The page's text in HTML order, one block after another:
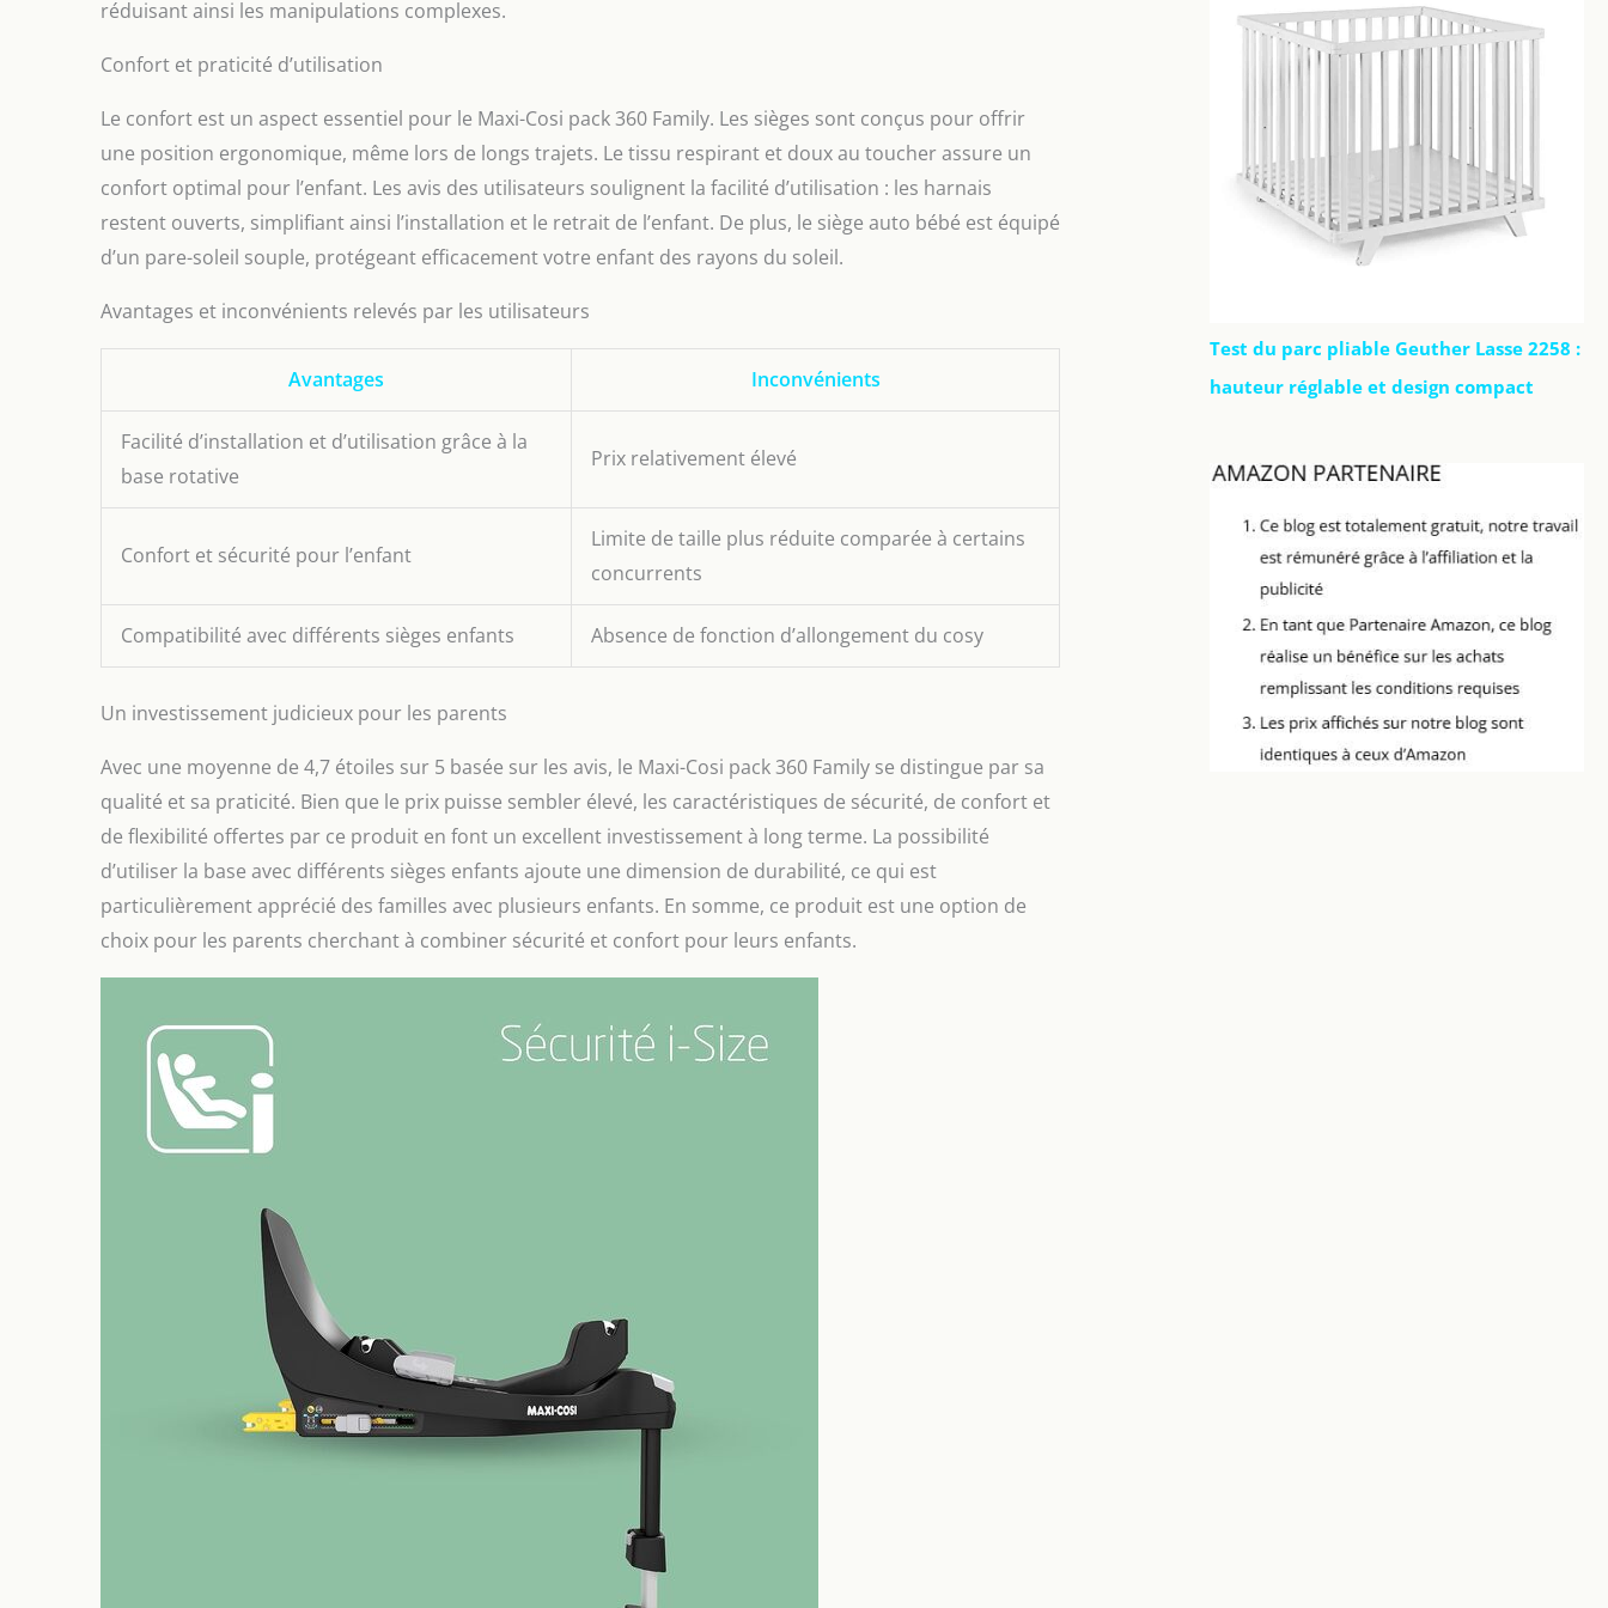
réduisant ainsi les manipulations complexes.
Confort et praticité d’utilisation
Le confort est un aspect essentiel pour le Maxi-Cosi pack 360 Family. Les sièges sont conçus pour offrir
une position ergonomique, même lors de longs trajets. Le tissu respirant et doux au toucher assure un
confort optimal pour l’enfant. Les avis des utilisateurs soulignent la facilité d’utilisation : les harnais
restent ouverts, simplifiant ainsi l’installation et le retrait de l’enfant. De plus, le siège auto bébé est équipé
d’un pare-soleil souple, protégeant efficacement votre enfant des rayons du soleil.
Avantages et inconvénients relevés par les utilisateurs
Avantages Inconvénients
Facilité d’installation et d’utilisation grâce à la
base rotative
Prix relativement élevé
Confort et sécurité pour l’enfant
Limite de taille plus réduite comparée à certains
concurrents
Compatibilité avec différents sièges enfants Absence de fonction d’allongement du cosy
Un investissement judicieux pour les parents
Avec une moyenne de 4,7 étoiles sur 5 basée sur les avis, le Maxi-Cosi pack 360 Family se distingue par sa
qualité et sa praticité. Bien que le prix puisse sembler élevé, les caractéristiques de sécurité, de confort et
de flexibilité offertes par ce produit en font un excellent investissement à long terme. La possibilité
d’utiliser la base avec différents sièges enfants ajoute une dimension de durabilité, ce qui est
particulièrement apprécié des familles avec plusieurs enfants. En somme, ce produit est une option de
choix pour les parents cherchant à combiner sécurité et confort pour leurs enfants.
Test du parc pliable Geuther Lasse 2258 :
hauteur réglable et design compact